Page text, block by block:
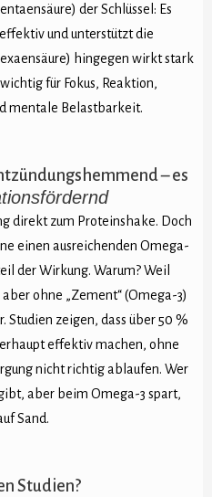
der Schlüssel: Es
und unterstützt die
hingegen wirkt stark
für Fokus, Reaktion,
mentale Belastbarkeit.
– es
direkt zum Proteinshake. Doch
einen ausreichenden Omega-
der Wirkung. Warum? Weil
ohne „Zement“ (Omega-3)
zeigen, dass über 50 %
effektiv machen, ohne
nicht richtig ablaufen. Wer
aber beim Omega-3 spart,
Sand.
Studien?